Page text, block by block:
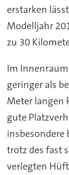
erstarken
Modelljahr
zu 30
Im
geringer als
Meter langen
gute
insbesondere
trotz des fast
verlegten